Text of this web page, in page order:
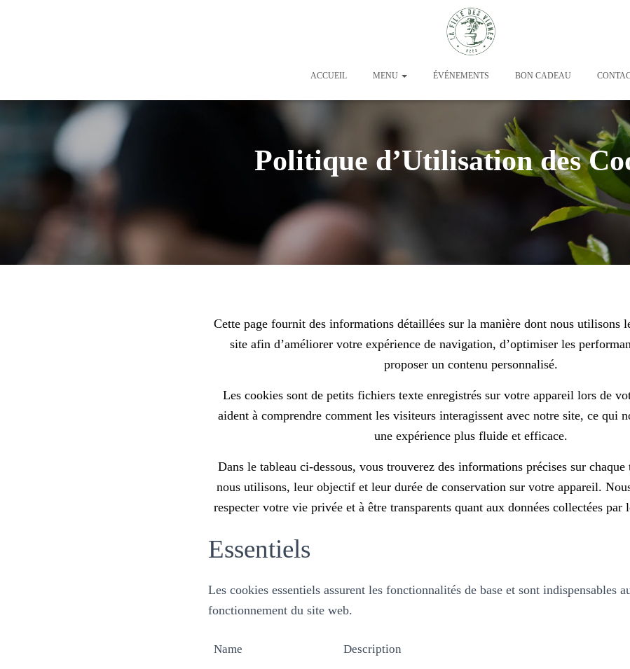
ACCUEIL MENU ÉVÉNEMENTS BON CADEAU
Politique d’Utilisation des
Cette page fournit des informations détaillées sur la manière dont nous utilisons
site afin d’améliorer votre expérience de navigation, d’optimiser les
proposer un contenu personnalisé.
Les cookies sont de petits fichiers texte enregistrés sur votre appareil lors de
aident à comprendre comment les visiteurs interagissent avec notre site, ce qui
une expérience plus fluide et efficace.
Dans le tableau ci-dessous, vous trouverez des informations précises sur
nous utilisons, leur objectif et leur durée de conservation sur votre appareil.
respecter votre vie privée et à être transparents quant aux données collectées par
Essentiels
Les cookies essentiels assurent les fonctionnalités de base et sont indispensables
fonctionnement du site web.
Name Description